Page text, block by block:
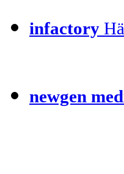
infactory
newgen